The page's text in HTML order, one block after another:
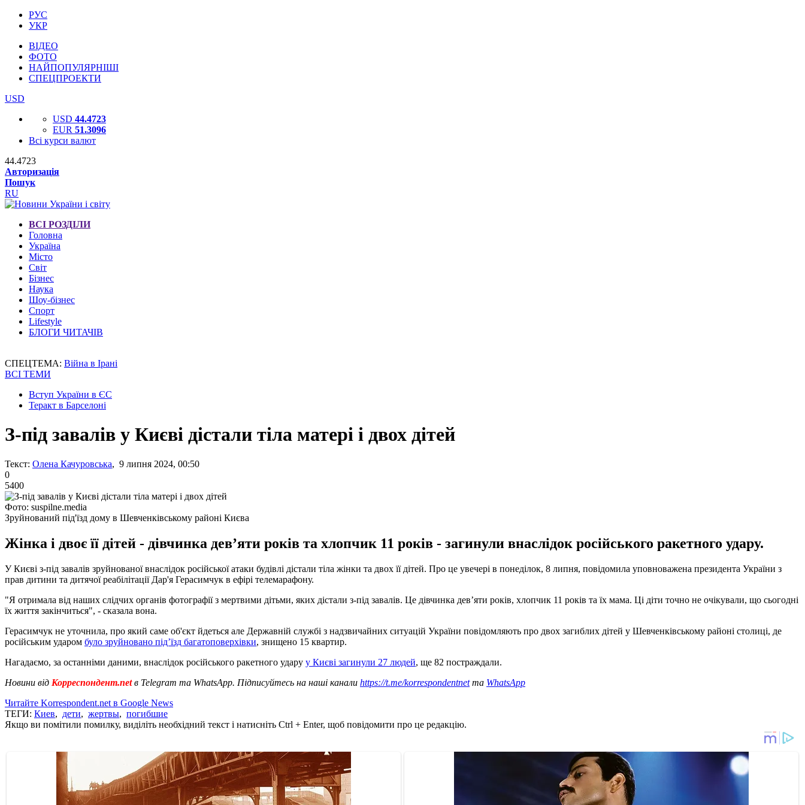
РУС
УКР
ВІДЕО
ФОТО
НАЙПОПУЛЯРНІШІ
СПЕЦПРОЕКТИ
USD
USD 44.4723
EUR 51.3096
Всі курси валют
44.4723
Авторизація
Пошук
RU
ВСІ РОЗДІЛИ
Головна
Україна
Місто
Світ
Бізнес
Наука
Шоу-бізнес
Спорт
Lifestyle
БЛОГИ ЧИТАЧІВ
СПЕЦТЕМА: Війна в Ірані
ВСІ ТЕМИ
Вступ України в ЄС
Теракт в Барселоні
З-під завалів у Києві дістали тіла матері і двох дітей
Текст: Олена Качуровська, 9 липня 2024, 00:50
0
5400
Фото: suspilne.media
Зруйнований під'їзд дому в Шевченківському районі Києва
Жінка і двоє її дітей - дівчинка дев’яти років та хлопчик 11 років - загинули внаслідок російського ракетного удару.
У Києві з-під завалів зруйнованої внаслідок російської атаки будівлі дістали тіла жінки та двох її дітей. Про це увечері в понеділок, 8 липня, повідомила уповноважена президента України з
прав дитини та дитячої реабілітації Дар'я Герасимчук в ефірі телемарафону.
"Я отримала від наших слідчих органів фотографії з мертвими дітьми, яких дістали з-під завалів. Це дівчинка дев’яти років, хлопчик 11 років та їх мама. Ці діти точно не очікували, що сьогодні
їх життя закінчиться", - сказала вона.
Герасимчук не уточнила, про який саме об'єкт йдеться але Державній службі з надзвичайних ситуацій України повідомляють про двох загиблих дітей у Шевченківському районі столиці, де
російським ударом було зруйновано під’їзд багатоповерхівки, знищено 15 квартир.
Нагадаємо, за останніми даними, внаслідок російського ракетного удару у Києві загинули 27 людей, ще 82 постраждали.
Новини від Корреспондент.netв Telegram та WhatsApp. Підписуйтесь на наші канали https://t.me/korrespondentnetта WhatsApp
Читайте Korrespondent.net в Google News
ТЕГИ: Киев, дети, жертвы, погибшие
Якщо ви помітили помилку, виділіть необхідний текст і натисніть Ctrl + Enter, щоб повідомити про це редакцію.